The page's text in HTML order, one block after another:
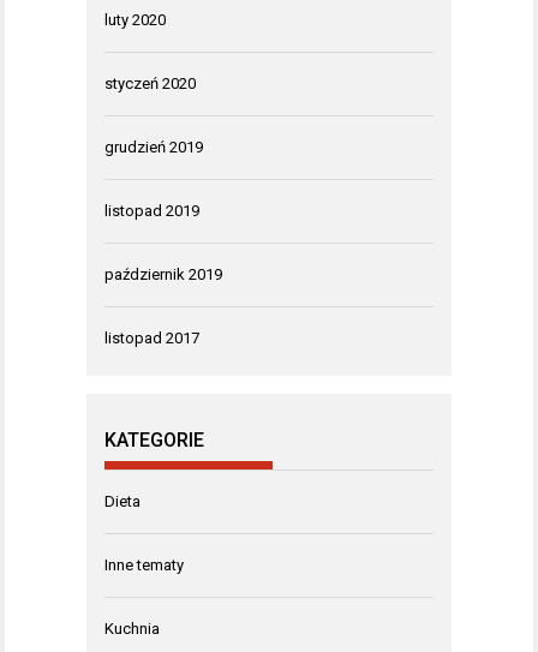
luty 2020
styczeń 2020
grudzień 2019
listopad 2019
październik 2019
listopad 2017
KATEGORIE
Dieta
Inne tematy
Kuchnia